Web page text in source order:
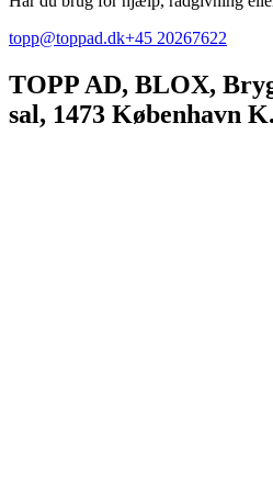
topp@toppad.dk+45 20267622
TOPP AD, BLOX,
sal, 1473 København